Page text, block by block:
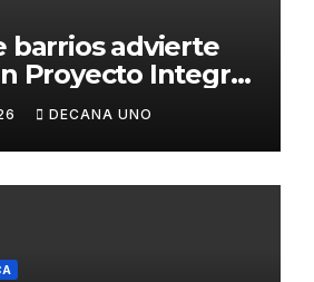
barrios advierte
Proyecto Integral
para
DECANA UNO